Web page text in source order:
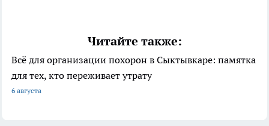
Читайте также:
Всё для организации похорон в Сыктывкаре: памятка
для тех, кто переживает утрату
6 августа